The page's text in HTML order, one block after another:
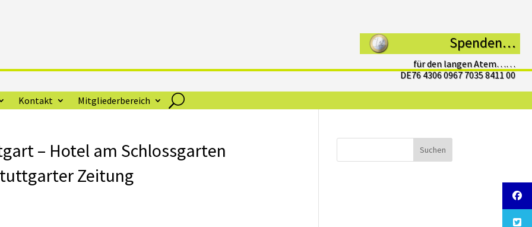
Spenden…
für den langen Atem……
DE76 4306 0967 7035 8411 00
Kontakt Mitgliederbereich
– Hotel am Schlossgarten
Zeitung
Suchen